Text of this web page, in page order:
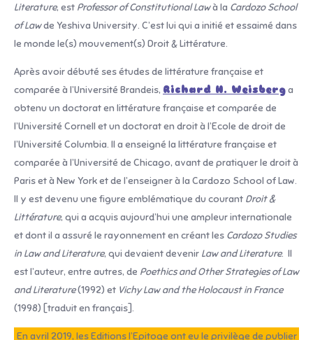
Literature, est Professor of Constitutional Lawà la Cardozo School
of Lawde Yeshiva University. C’est lui qui a initié et essaimé dans
le monde le(s) mouvement(s) Droit & Littérature.
Après avoir débuté ses études de littérature française et
comparée à l’Université Brandeis, Richard H. Weisberga
obtenu un doctorat en littérature française et comparée de
l’Université Cornell et un doctorat en droit à l’Ecole de droit de
l’Université Columbia. Il a enseigné la littérature française et
comparée à l’Université de Chicago, avant de pratiquer le droit à
Paris et à New York et de l’enseigner à la Cardozo School of Law.
Il y est devenu une figure emblématique du courant Droit &
Littérature, qui a acquis aujourd’hui une ampleur internationale
et dont il a assuré le rayonnement en créant les Cardozo Studies
in Law and Literature, qui devaient devenir Law and Literature. Il
est l’auteur, entre autres, de Poethics and Other Strategies of Law
and Literature(1992) et Vichy Law and the Holocaust in France
(1998) [traduit en français].
En avril 2019, les Editions l’Epitoge ont eu le privilège de publier